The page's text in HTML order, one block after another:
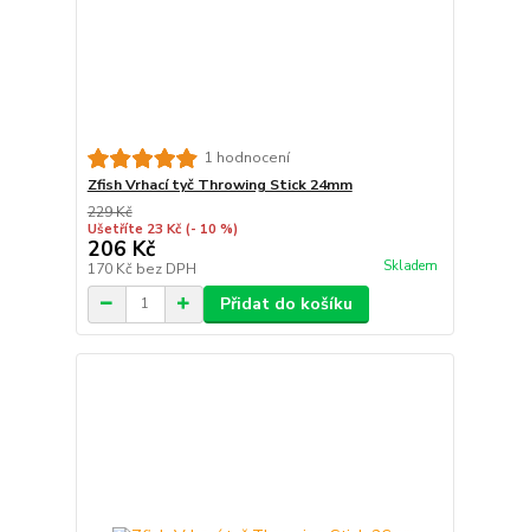
1 hodnocení
Zfish Vrhací tyč Throwing Stick 24mm
229 Kč
Ušetříte 23 Kč (- 10 %)
206 Kč
170 Kč bez DPH Skladem
Přidat do košíku